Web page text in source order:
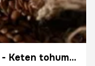
Keten tohumu yağının faydaları - Keten tohumu yağı ne işe yarar?